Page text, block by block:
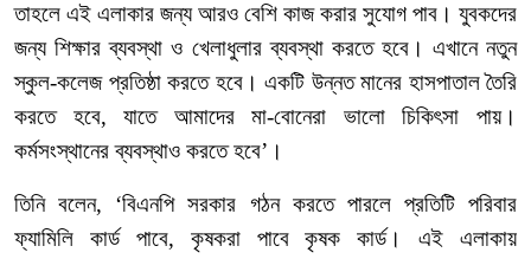
তাহলে এই এলাকার জন্য আরও বেশি কাজ করার সুযোগ পাব। যুবকদের
জন্য শিক্ষার ব্যবস্থা ও খেলাধুলার ব্যবস্থা করতে হবে। এখানে নতুন
স্কুল-কলেজ প্রতিষ্ঠা করতে হবে। একটি উন্নত মানের হাসপাতাল তৈরি
করতে
হবে,যাতে আমাদের মা-বোনেরা ভালো চিকিৎসা
পায়।
কর্মসংস্থানের ব্যবস্থাও করতে হবে’।
তিনি বলেন, ‘বিএনপি সরকার গঠন করতে পারলে প্রতিটি পরিবার
ফ্যামিলি
কার্ড পাবে, কৃষকরা পাবে কৃষক কার্ড। এই
এলাকায়